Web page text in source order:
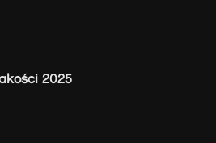
2025